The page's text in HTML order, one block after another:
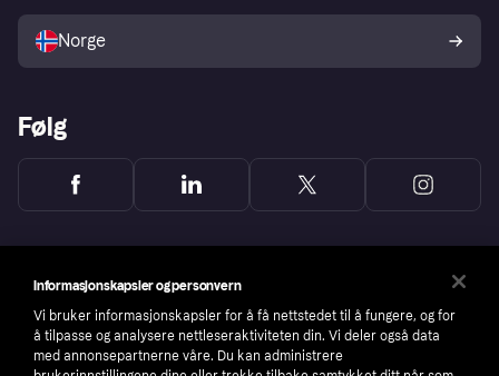
Norge
Følg
Informasjonskapsler og personvern
Vi bruker informasjonskapsler for å få nettstedet til å fungere, og for
å tilpasse og analysere nettleseraktiviteten din. Vi deler også data
med annonsepartnerne våre. Du kan administrere